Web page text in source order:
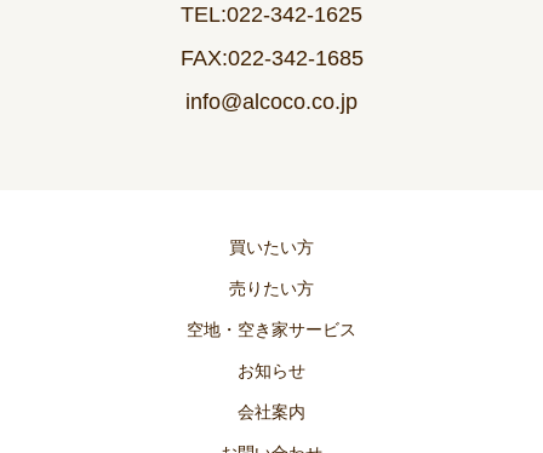
TEL:022-342-1625
FAX:022-342-1685
info@alcoco.co.jp
買いたい方
売りたい方
空地・空き家サービス
お知らせ
会社案内